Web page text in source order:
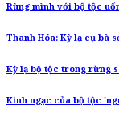
Rùng mình với bộ tộc
Thanh Hóa: Kỳ lạ cụ bà
Kỳ lạ bộ tộc trong rừng
Kinh ngạc của bộ tộc